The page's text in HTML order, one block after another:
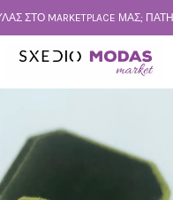
ΣΤΟ MARKETPLACE ΜΑΣ;